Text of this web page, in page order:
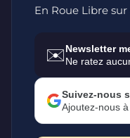
En Roue Libre sur
✉️Newsletter
Ne ratez
Suivez-nous
Ajoutez-nous